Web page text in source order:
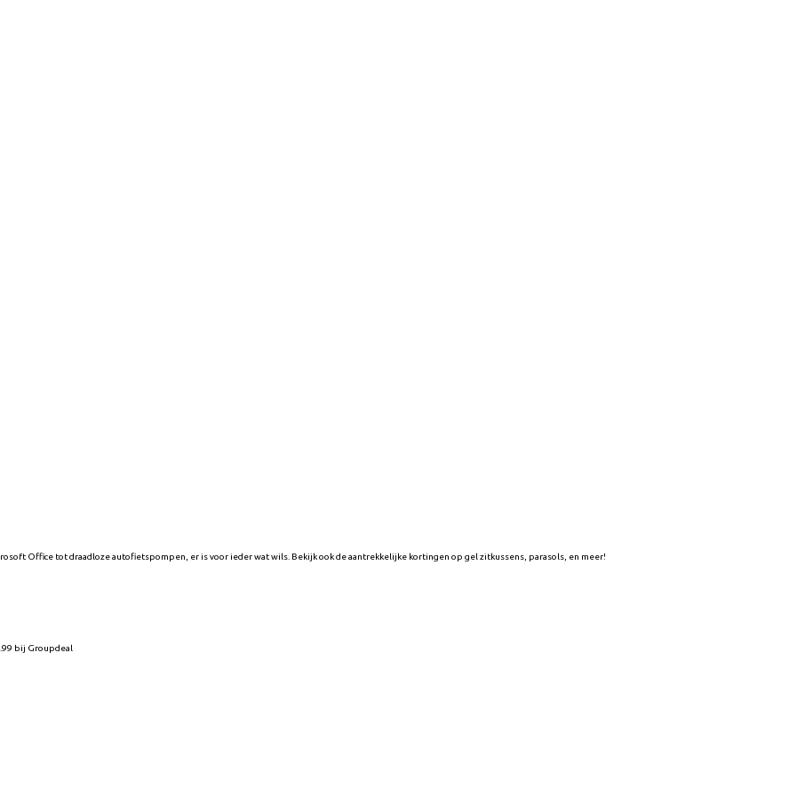
Office tot draadloze autofietspompen, er is voor ieder wat wils. Bekijk ook de aantrekkelijke kortingen op gel zitkussens, parasols, en meer!
bij Groupdeal